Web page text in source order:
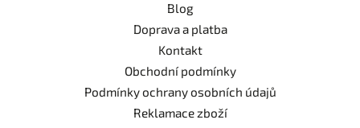
Blog
Doprava a platba
Kontakt
Obchodní podmínky
Podmínky ochrany osobních údajů
Reklamace zboží